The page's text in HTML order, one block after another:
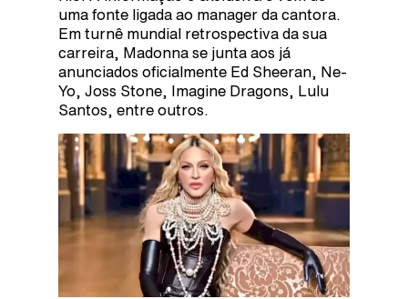
uma fonte ligada ao manager da cantora.
Em turnê mundial retrospectiva da sua
carreira, Madonna se junta aos já
anunciados oficialmente Ed Sheeran, Ne-
Yo, Joss Stone, Imagine Dragons, Lulu
Santos, entre outros.